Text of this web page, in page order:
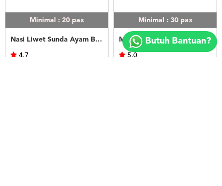
2018
FOODSPOT.CO.ID
Minimal : 20 pax
Nasi Liwet Sunda Ayam Bakar
4.7
Minimal : 30 pax
Menu 6
5.0
Butuh Bantuan?